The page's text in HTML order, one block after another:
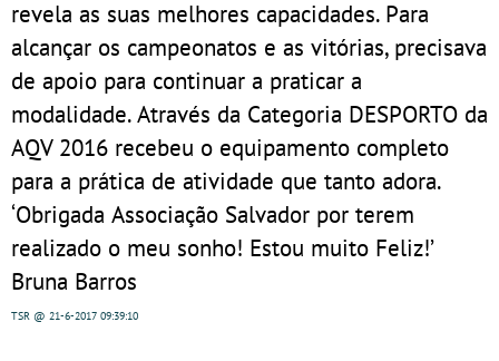
revela as suas melhores capacidades. Para
alcançar os campeonatos e as vitórias, precisava
de apoio para continuar a praticar a
modalidade. Através da Categoria DESPORTO da
AQV 2016 recebeu o equipamento completo
para a prática de atividade que tanto adora.
‘Obrigada Associação Salvador por terem
realizado o meu sonho! Estou muito Feliz!’
Bruna Barros
TSR @ 21-6-2017 09:39:10